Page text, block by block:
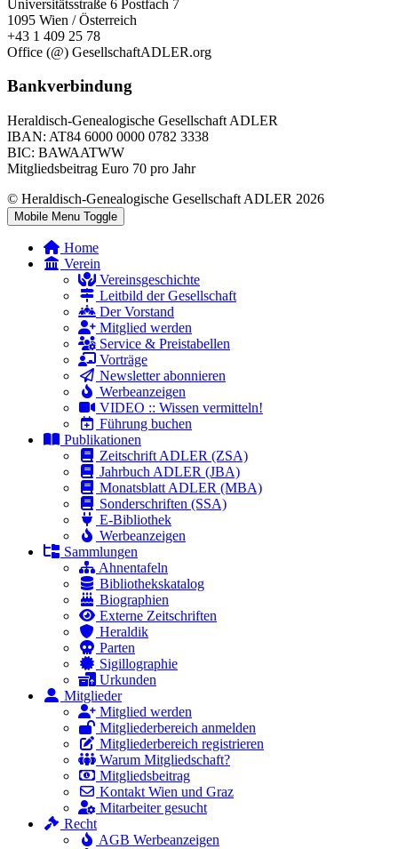
Universitätsstraße 6 Postfach 7
1095 Wien / Österreich
+43 1 409 25 78
Office (@) GesellschaftADLER.org
Bankverbindung
Heraldisch-Genealogische Gesellschaft ADLER
IBAN: AT84 6000 0000 0782 3338
BIC: BAWAATWW
Mitgliedsbeitrag Euro 70 pro Jahr
© Heraldisch-Genealogische Gesellschaft ADLER 2026
Mobile Menu Toggle
Home
Verein
Vereinsgeschichte
Leitbild der Gesellschaft
Der Vorstand
Mitglied werden
Service & Preistabellen
Vorträge
Newsletter abonnieren
Werbeanzeigen
VIDEO :: Wissen vermitteln!
Führung buchen
Publikationen
Zeitschrift ADLER (ZSA)
Jahrbuch ADLER (JBA)
Monatsblatt ADLER (MBA)
Sonderschriften (SSA)
E-Bibliothek
Werbeanzeigen
Sammlungen
Ahnentafeln
Bibliothekskatalog
Biographien
Externe Zeitschriften
Heraldik
Parten
Sigillographie
Urkunden
Mitglieder
Mitglied werden
Mitgliederbereich anmelden
Mitgliederbereich registrieren
Warum Mitgliedschaft?
Mitgliedsbeitrag
Kontakt Wien und Graz
Mitarbeiter gesucht
Recht
AGB Werbeanzeigen